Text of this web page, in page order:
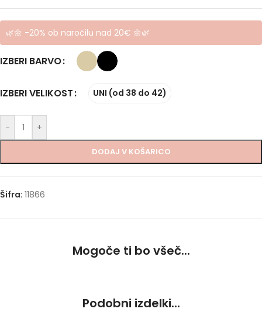
🌿🌼 -20% ob naročilu nad 20€ 🌼🌿
IZBERI BARVO
IZBERI VELIKOST UNI (od 38 do 42)
- +
DODAJ V KOŠARICO
Šifra: 11866
Mogoče ti bo všeč...
Podobni izdelki...